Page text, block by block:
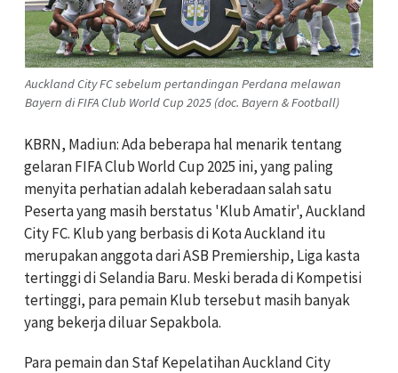
Auckland City FC sebelum pertandingan Perdana melawan
Bayern di FIFA Club World Cup 2025 (doc. Bayern & Football)
KBRN, Madiun: Ada beberapa hal menarik tentang
gelaran FIFA Club World Cup 2025 ini, yang paling
menyita perhatian adalah keberadaan salah satu
Peserta yang masih berstatus 'Klub Amatir', Auckland
City FC. Klub yang berbasis di Kota Auckland itu
merupakan anggota dari ASB Premiership, Liga kasta
tertinggi di Selandia Baru. Meski berada di Kompetisi
tertinggi, para pemain Klub tersebut masih banyak
yang bekerja diluar Sepakbola.
Para pemain dan Staf Kepelatihan Auckland City